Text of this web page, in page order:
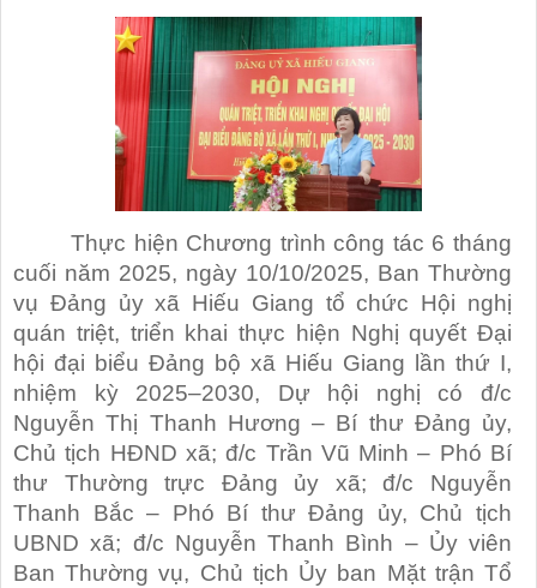
Thực hiện Chương trình công tác 6 tháng
cuối năm 2025, ngày 10/10/2025, Ban Thường
vụ Đảng ủy xã Hiếu Giang tổ chức Hội nghị
quán triệt, triển khai thực hiện Nghị quyết Đại
hội đại biểu Đảng bộ xã Hiếu Giang lần thứ I,
nhiệm kỳ 2025–2030, Dự hội nghị có đ/c
Nguyễn Thị Thanh Hương – Bí thư Đảng ủy,
Chủ tịch HĐND xã; đ/c Trần Vũ Minh – Phó Bí
thư Thường trực Đảng ủy xã; đ/c Nguyễn
Thanh Bắc – Phó Bí thư Đảng ủy, Chủ tịch
UBND xã; đ/c Nguyễn Thanh Bình – Ủy viên
Ban Thường vụ, Chủ tịch Ủy ban Mặt trận Tổ